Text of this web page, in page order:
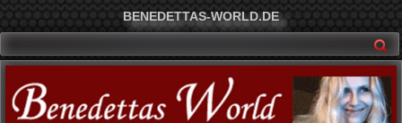
BENEDETTAS-WORLD.DE